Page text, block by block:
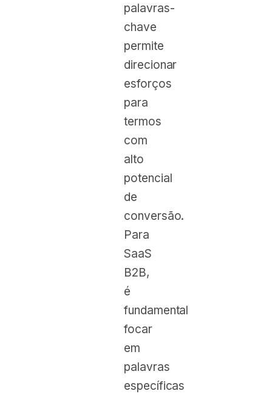
palavras-
chave
permite
direcionar
esforços
para
termos
com
alto
potencial
de
conversão.
Para
SaaS
B2B,
é
fundamental
focar
em
palavras
específicas